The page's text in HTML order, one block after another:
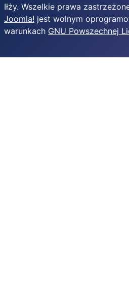
Iłży. Wszelkie prawa
Joomla! jest wolnym
warunkach GNU Powszechnej